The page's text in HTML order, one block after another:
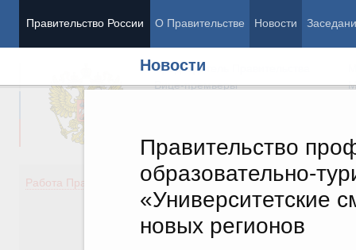
Правительство России О Правительстве Новости
Новости
Правительство
образовательно-
«Университетские
новых регионов
Председатель Правительства
Вице-премьеры
Работа Правительства
Демография
Здоровье
Образование
Культура